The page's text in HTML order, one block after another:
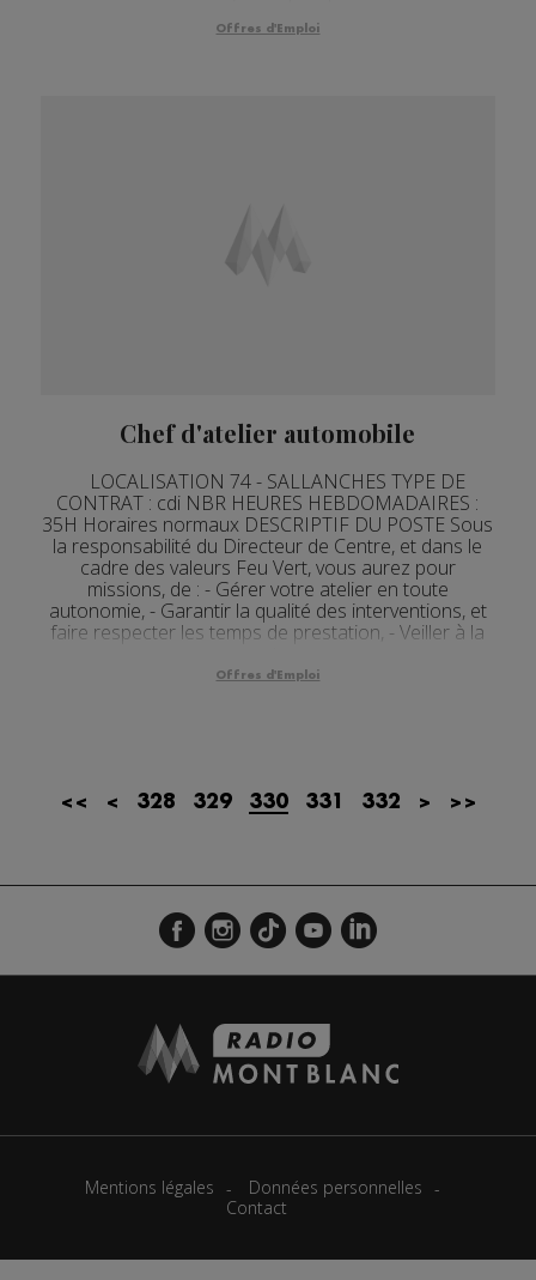
Offres d'Emploi
Chef d'atelier automobile
LOCALISATION 74 - SALLANCHES TYPE DE
CONTRAT : cdi NBR HEURES HEBDOMADAIRES :
35H Horaires normaux DESCRIPTIF DU POSTE Sous
la responsabilité du Directeur de Centre, et dans le
cadre des valeurs Feu Vert, vous aurez pour
missions, de : - Gérer votre atelier en toute
autonomie, - Garantir la qualité des interventions, et
faire respecter les temps de prestation, - Veiller à la
Offres d'Emploi
<< < 328 329 330 331 332 > >>
Mentions légales
Données personnelles
Contact